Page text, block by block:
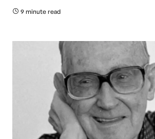
9 minute read